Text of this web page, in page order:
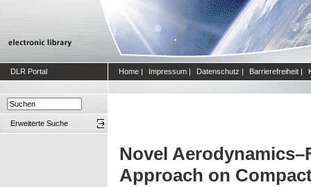
DLR Portal Home | Impressum | Datenschutz | Barrierefreiheit |
Erweiterte Suche
Novel
Approach on